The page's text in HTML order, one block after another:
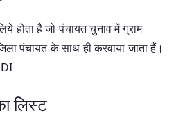
होता है जो पंचायत चुनाव में ग्राम
पंचायत के साथ ही करवाया जाता हैं।
लिस्ट